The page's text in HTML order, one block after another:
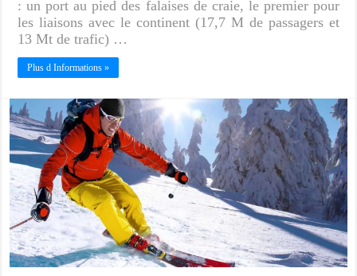
: un port au pied des falaises de craie, le premier pour
les liaisons avec le continent (17,7 M de passagers et
13 Mt de trafic) …
Plus d Informations »